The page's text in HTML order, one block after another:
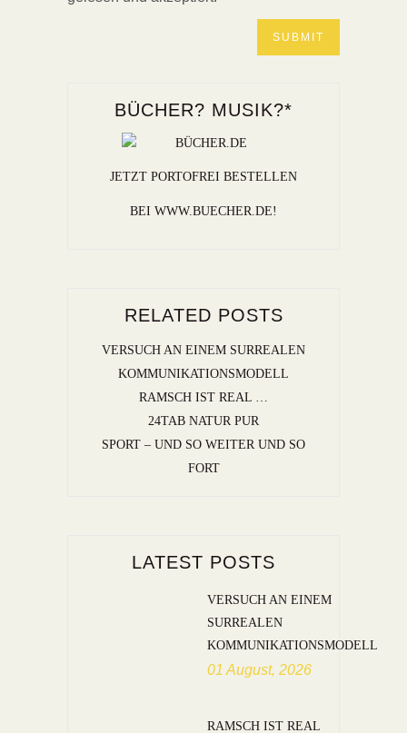
BÜCHER? MUSIK?*
JETZT PORTOFREI BESTELLEN
BEI WWW.BUECHER.DE!
RELATED POSTS
VERSUCH AN EINEM SURREALEN
KOMMUNIKATIONSMODELL
RAMSCH IST REAL …
24TAB NATUR PUR
SPORT – UND SO WEITER UND SO
FORT
LATEST POSTS
VERSUCH AN EINEM
SURREALEN
KOMMUNIKATIONSMODELL
01 August, 2026
RAMSCH IST REAL